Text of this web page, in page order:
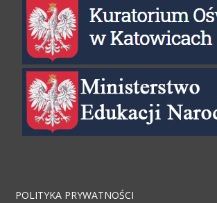
POLITYKA PRYWATNOŚCI